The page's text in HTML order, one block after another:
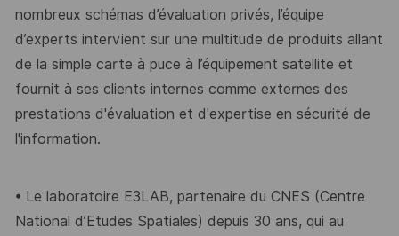
nombreux schémas d’évaluation privés, l’équipe
d’experts intervient sur une multitude de produits allant
de la simple carte à puce à l’équipement satellite et
fournit à ses clients internes comme externes des
prestations d'évaluation et d'expertise en sécurité de
l'information.
• Le laboratoire E3LAB, partenaire du CNES (Centre
National d’Etudes Spatiales) depuis 30 ans, qui au